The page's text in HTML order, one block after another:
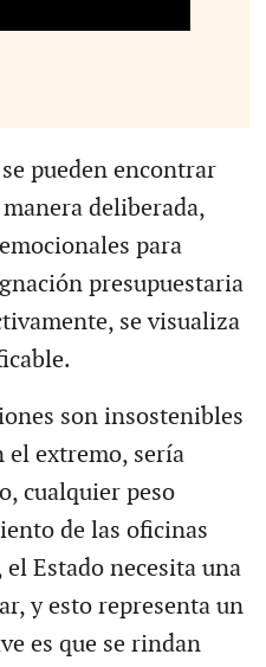
pueden encontrar
deliberada,
para
presupuestaria
se visualiza
son insostenibles
el extremo, sería
cualquier peso
de las oficinas
Estado necesita una
y esto representa un
es que se rindan